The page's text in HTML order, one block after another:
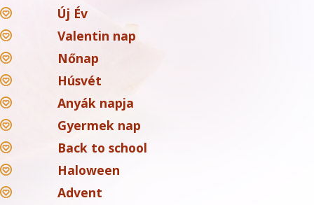
Új Év
Valentin nap
Nőnap
Húsvét
Anyák napja
Gyermek nap
Back to school
Haloween
Advent